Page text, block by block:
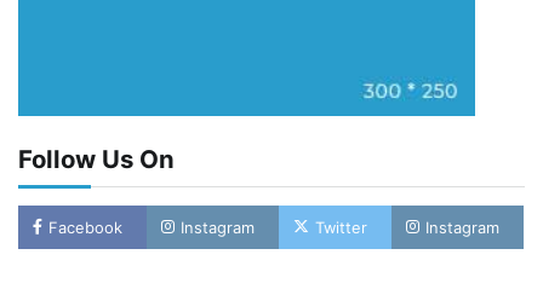
Follow Us On
Facebook Instagram Twitter Instagram